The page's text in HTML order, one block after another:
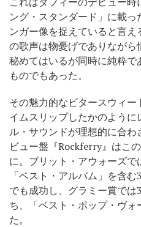
ング・スタンダード」に載
ンガー像を捉えていると言
の歌声は物憂げでありなが
秘めてはいるが同時に純粋
ものでもあった。
その魅力的なビタースウィ
イムスリップしたかのよう
ル・サウンドが理想的に合
ビュー盤『Rockferry』はこ
に。ブリット・アウォーズで
「ベスト・アルバム」を含
でも成功し、グラミー賞では
ち、「ベスト・ポップ・ヴ
た。